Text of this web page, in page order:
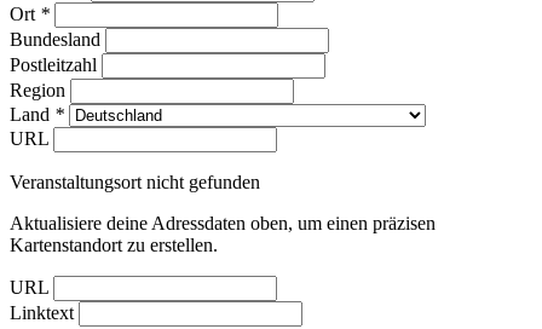
Ort *
Bundesland
Postleitzahl
Region
Land *
URL
Veranstaltungsort nicht gefunden
Aktualisiere deine Adressdaten oben, um einen präzisen
Kartenstandort zu erstellen.
URL
Linktext